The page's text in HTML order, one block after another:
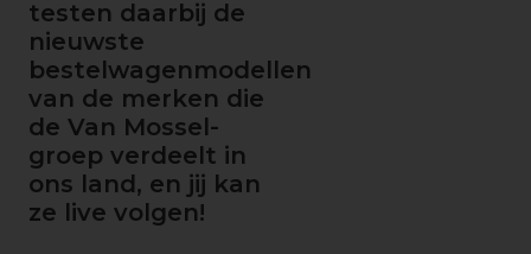
testen daarbij de
nieuwste
bestelwagenmodellen
van de merken die
de Van Mossel-
groep verdeelt in
ons land, en jij kan
ze live volgen!